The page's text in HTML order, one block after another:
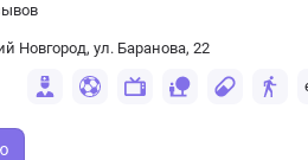
Новгород, ул. Баранова, 22